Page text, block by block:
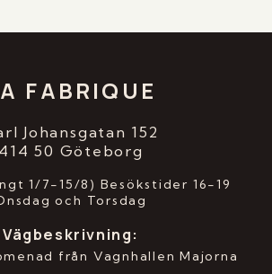
FABRIQUE
Johansgatan 152
414 50 Göteborg
1/7-15/8) Besökstider 16-19
och Torsdag
Vägbeskrivning:
från Vagnhallen Majorna